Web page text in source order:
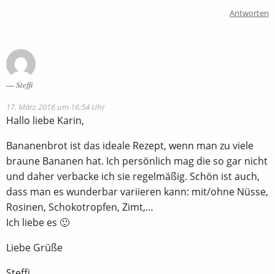
Antworten
Steffi
17. März 2016 um 16:54 Uhr
Hallo liebe Karin,
Bananenbrot ist das ideale Rezept, wenn man zu viele
braune Bananen hat. Ich persönlich mag die so gar nicht
und daher verbacke ich sie regelmäßig. Schön ist auch,
dass man es wunderbar variieren kann: mit/ohne Nüsse,
Rosinen, Schokotropfen, Zimt,…
Ich liebe es 🙂
Liebe Grüße